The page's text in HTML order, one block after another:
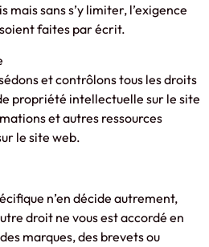
sans s’y limiter, l’exigence
faites par écrit.
et contrôlons tous les droits
propriété intellectuelle sur le site
et autres ressources
le site web.
n’en décide autrement,
droit ne vous est accordé en
marques, des brevets ou